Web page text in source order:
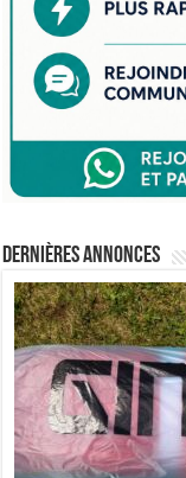
Dernières annonces